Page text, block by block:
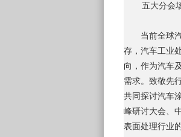
五大分会
当前全球
存，汽车工业
向，作为汽车
需求。致敬先
共同探讨汽车
峰研讨大会、
表面处理行业